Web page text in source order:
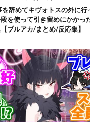
を辞めてキヴォトスの外に
を使って引き留めにかかっ
ブルアカ/まとめ/反応集】